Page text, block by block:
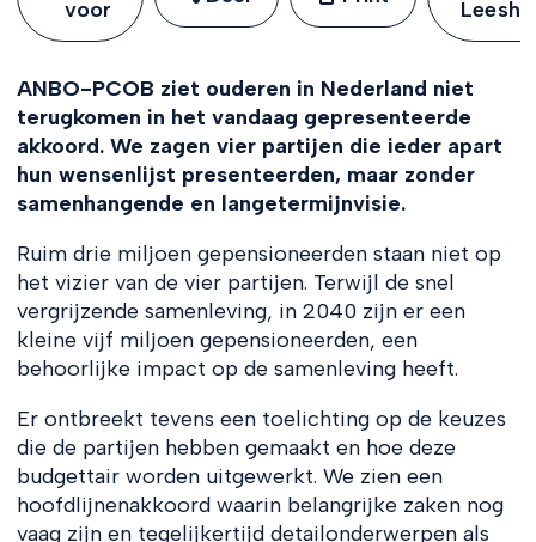
voor
ANBO-PCOB ziet ouderen in Nederland niet
terugkomen in het vandaag gepresenteerde
akkoord. We zagen vier partijen die ieder apart
hun wensenlijst presenteerden, maar zonder
samenhangende en langetermijnvisie.
Ruim drie miljoen gepensioneerden staan niet op
het vizier van de vier partijen. Terwijl de snel
vergrijzende samenleving, in 2040 zijn er een
kleine vijf miljoen gepensioneerden, een
behoorlijke impact op de samenleving heeft.
Er ontbreekt tevens een toelichting op de keuzes
die de partijen hebben gemaakt en hoe deze
budgettair worden uitgewerkt. We zien een
hoofdlijnenakkoord waarin belangrijke zaken nog
vaag zijn en tegelijkertijd detailonderwerpen als